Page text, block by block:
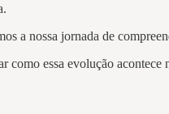
a nossa jornada de
essa evolução acontece